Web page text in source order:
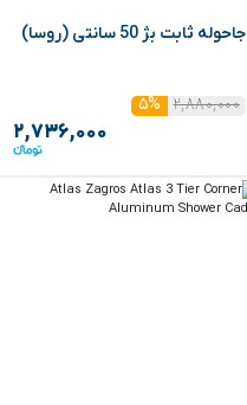
جاحوله ثابت بژ 50 سانتی (روسا)
۲,۸۸۰,۰۰۰ ۵%
۲,۷۳۶,۰۰۰